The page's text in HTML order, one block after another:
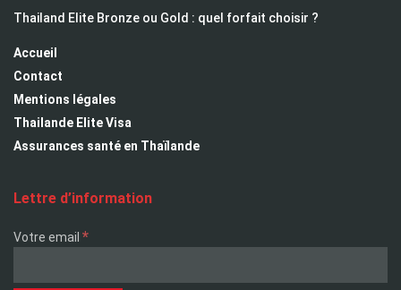
Thailand Elite Bronze ou Gold : quel forfait choisir ?
Accueil
Contact
Mentions légales
Thailande Elite Visa
Assurances santé en Thaïlande
Lettre d’information
Votre email *